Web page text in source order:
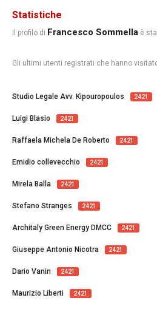
Statistiche
Il profilo di Francesco Sommella è
Gli ultimi utenti registrati che hanno
Studio Legale Avv. Kipouropoulos 2421
Luigi Blasio 2421
Raffaela Michela De Roberto 2421
Emidio collevecchio 2421
Mirela Balla 2421
Stefano Stranges 2421
Architaly Green Energy DMCC 2421
Giuseppe Antonio Nicotra 2421
Dario Vanin 2421
Maurizio Liberti 2421